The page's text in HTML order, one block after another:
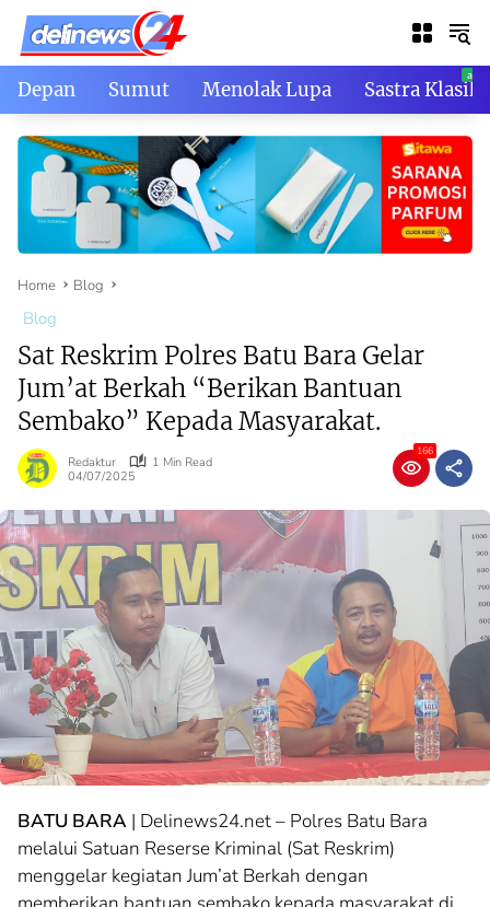
Skip
content
Depan Sumut Menolak Lupa Sastra Klasik
Home Blog
Blog
Sat Reskrim Polres Batu Bara Gelar
Jum’at Berkah “Berikan Bantuan
Sembako” Kepada Masyarakat.
Redaktur
1 Min Read
04/07/2025
166
BATU BARA | Delinews24.net – Polres Batu Bara
melalui Satuan Reserse Kriminal (Sat Reskrim)
menggelar kegiatan Jum’at Berkah dengan